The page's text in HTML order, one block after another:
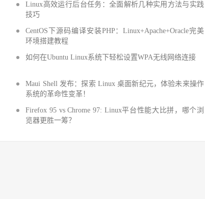
Linux高效运行后台任务：全面解析几种实用方法与实践
技巧
CentOS下源码编译安装PHP：Linux+Apache+Oracle完美
环境搭建教程
如何在Ubuntu Linux系统下轻松设置WPA无线网络连接
Maui Shell 发布：探索 Linux 桌面新纪元，体验未来操作
系统的革命性变革！
Firefox 95 vs Chrome 97: Linux平台性能大比拼，哪个浏
览器更胜一筹？